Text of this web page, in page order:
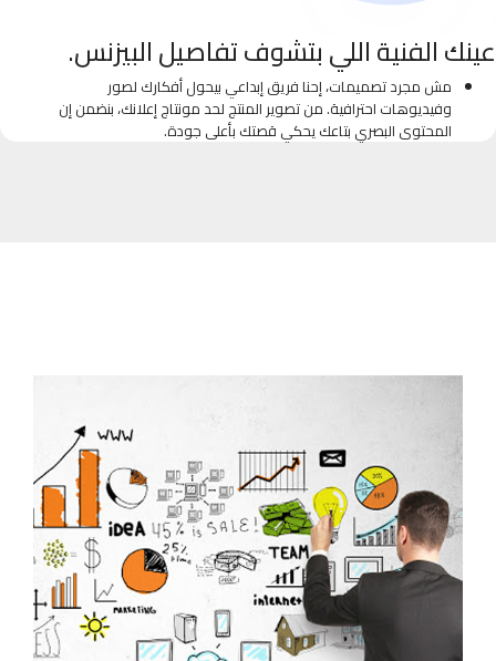
عينك الفنية اللي بتشوف تفاصيل البيزنس.
مش مجرد تصميمات، إحنا فريق إبداعي بيحول أفكارك لصور
وفيديوهات احترافية. من تصوير المنتج لحد مونتاج إعلانك، بنضمن إن
المحتوى البصري بتاعك يحكي قصتك بأعلى جودة.